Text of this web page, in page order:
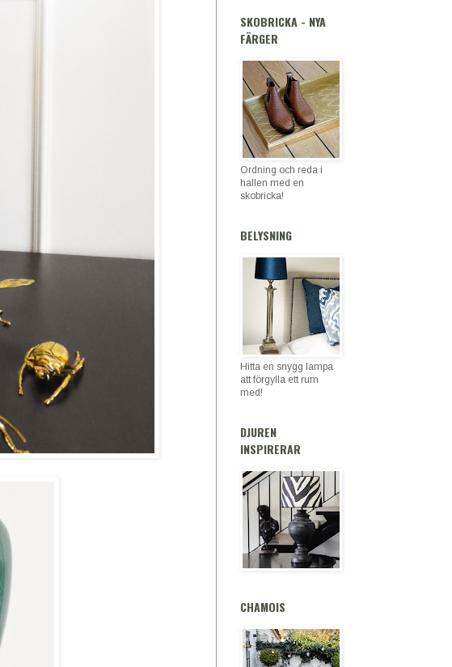
SKOBRICKA - NYA
FÄRGER
Ordning och reda i
hallen med en
skobricka!
BELYSNING
Hitta en snygg lampa
att förgylla ett rum
med!
DJUREN
INSPIRERAR
CHAMOIS